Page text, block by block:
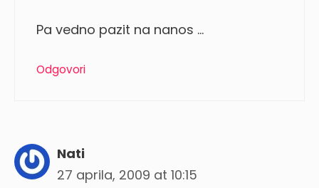
Pa vedno pazit na nanos …
Odgovori
Nati
27 aprila, 2009 at 10:15